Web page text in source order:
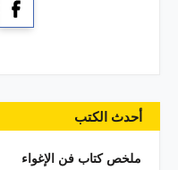
أحدث الكتب
ملخص كتاب فن الإغواء